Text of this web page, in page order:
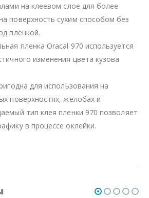
на клеевом слое для более
поверхность сухим способом без
пленкой.
пленка Oracal 970 используется
изменения цвета кузова
для использования на
поверхностях, желобах и
тип клея пленки 970 позволяет
в процессе оклейки.